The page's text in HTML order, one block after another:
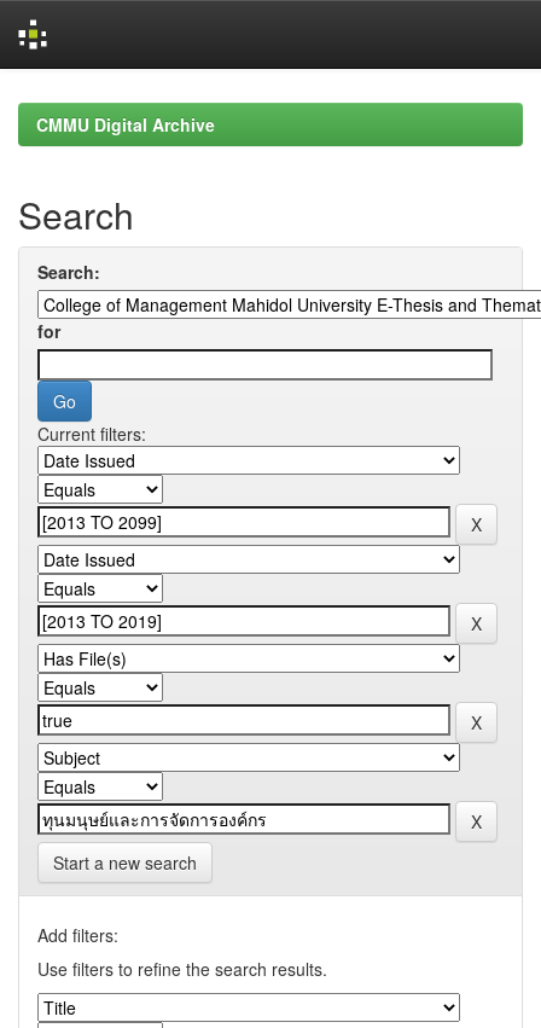
navigationCMMU Digital Archive
Search
Search:
for
Current filters:
Start a new search
Add filters:
Use filters to refine the search results.